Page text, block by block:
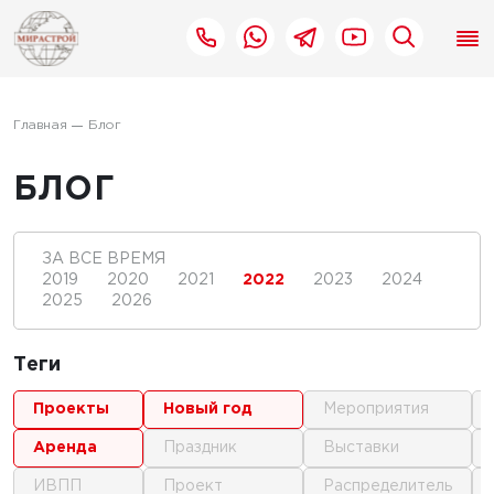
Главная Блог
БЛОГ
ЗА ВСЕ ВРЕМЯ
2019
2020 2021 2022 2023
2024
2025
2026
Теги
проекты
аренда
ИВПП
новый год
праздник
проект
мероприятия
выставки
распределитель